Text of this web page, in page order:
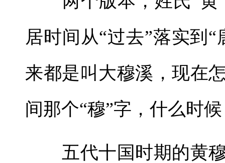
居时间从“过去”落实到
来都是叫大穆溪，现在
间那个“穆”字，什么时
五代十国时期的黄穆